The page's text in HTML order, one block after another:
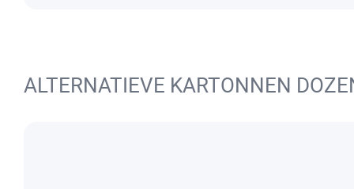
ALTERNATIEVE KARTONNEN